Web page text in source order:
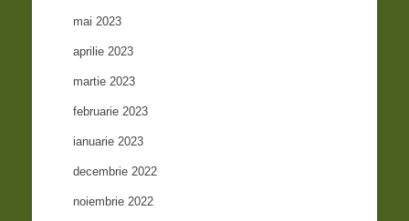
mai 2023
aprilie 2023
martie 2023
februarie 2023
ianuarie 2023
decembrie 2022
noiembrie 2022